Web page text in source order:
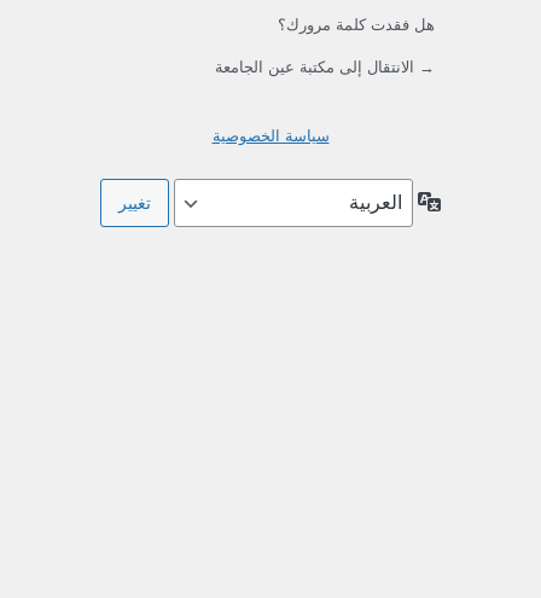
هل فقدت كلمة مرورك؟
→ الانتقال إلى مكتبة عين الجامعة
سياسة الخصوصية
اللغة